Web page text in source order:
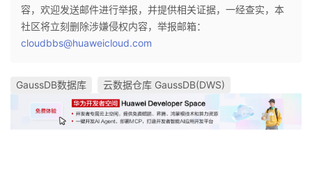
容，欢迎发送邮件进行举报，并提供相关证据，一经查实，本
社区将立刻删除涉嫌侵权内容，举报邮箱：
cloudbbs@huaweicloud.com
GaussDB数据库 云数据仓库 GaussDB(DWS)